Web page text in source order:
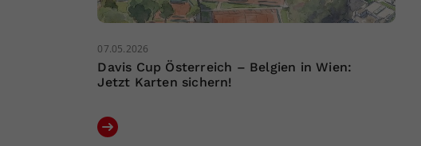
07.05.2026
Davis Cup Österreich – Belgien in Wien:
Jetzt Karten sichern!